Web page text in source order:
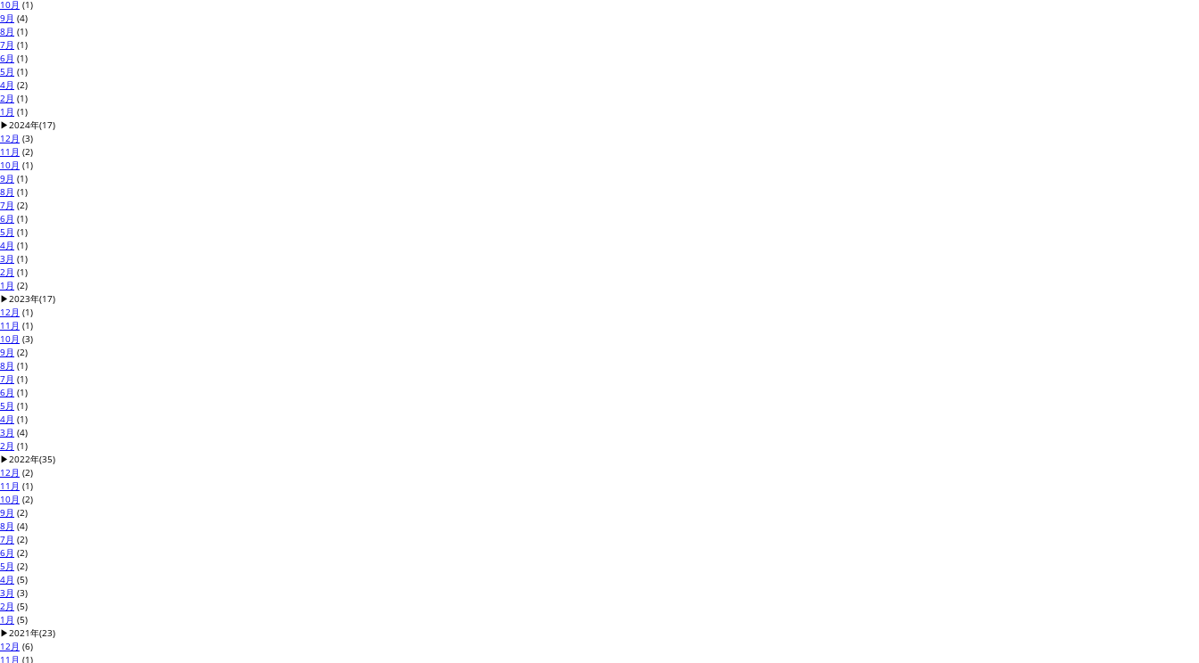
10月 (1)
9月 (4)
8月 (1)
7月 (1)
6月 (1)
5月 (1)
4月 (2)
2月 (1)
1月 (1)
▶2024年(17)
12月 (3)
11月 (2)
10月 (1)
9月 (1)
8月 (1)
7月 (2)
6月 (1)
5月 (1)
4月 (1)
3月 (1)
2月 (1)
1月 (2)
▶2023年(17)
12月 (1)
11月 (1)
10月 (3)
9月 (2)
8月 (1)
7月 (1)
6月 (1)
5月 (1)
4月 (1)
3月 (4)
2月 (1)
▶2022年(35)
12月 (2)
11月 (1)
10月 (2)
9月 (2)
8月 (4)
7月 (2)
6月 (2)
5月 (2)
4月 (5)
3月 (3)
2月 (5)
1月 (5)
▶2021年(23)
12月 (6)
11月 (1)